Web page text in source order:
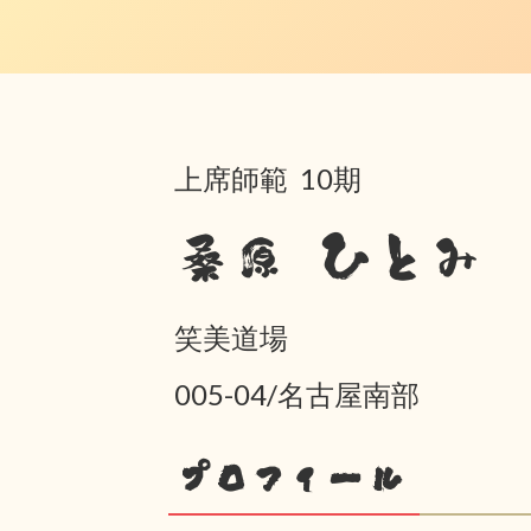
上席師範 10期
桑原 ひとみ
笑美道場
005-04/名古屋南部
プロフィール